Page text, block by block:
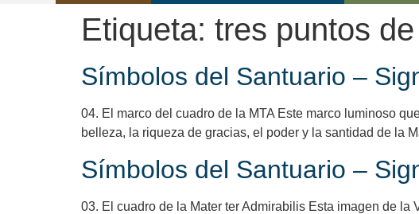
Etiqueta: tres puntos
Símbolos del Santuario –
04. El marco del cuadro de la MTA Este marco luminoso
belleza, la riqueza de gracias, el poder y la santidad de la
Símbolos del Santuario –
03. El cuadro de la Mater ter Admirabilis Esta imagen de